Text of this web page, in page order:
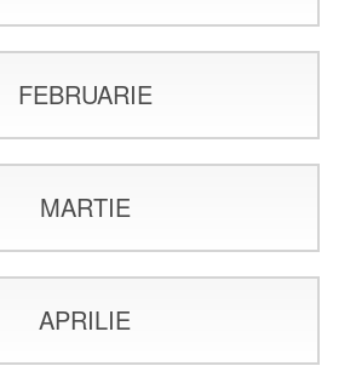
FEBRUARIE
MARTIE
APRILIE